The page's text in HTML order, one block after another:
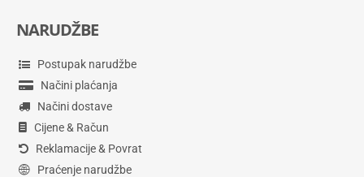
NARUDŽBE
Postupak narudžbe
Načini plaćanja
Načini dostave
Cijene & Račun
Reklamacije & Povrat
Praćenje narudžbe